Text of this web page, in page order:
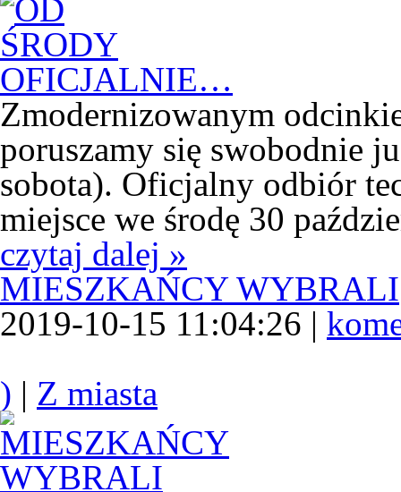
Zmodernizowanym
poruszamy się swobodnie
sobota). Oficjalny odbiór
miejsce we środę 30
czytaj dalej »
MIESZKAŃCY WYBRALI
2019-10-15 11:04:26 |
) | Z miasta